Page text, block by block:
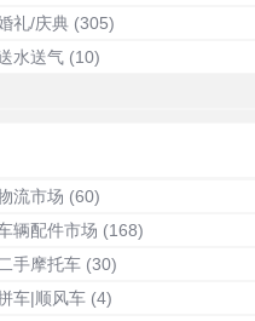
礼/庆典 (305)
水送气 (10)
流市场 (60)
辆配件市场 (168)
二手摩托车 (30)
车|顺风车 (4)